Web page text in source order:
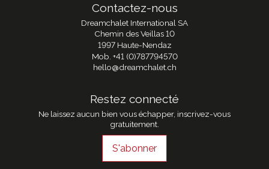
Contactez-nous
Dreamchalet International SA
Chemin des Veillas 10
1997 Haute-Nendaz
Mob. +41 (0)787794570
hello@dreamchalet.ch
Restez connecté
Ne laissez aucun bien vous échapper, inscrivez-vous
gratuitement.
S'abonner